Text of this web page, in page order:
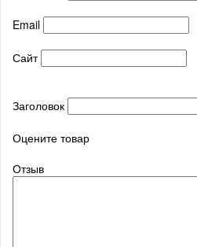
Email
Сайт
Заголовок
Оцените товар
Отзыв